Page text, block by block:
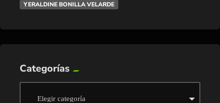
YERALDINE BONILLA VELARDE
Categorías